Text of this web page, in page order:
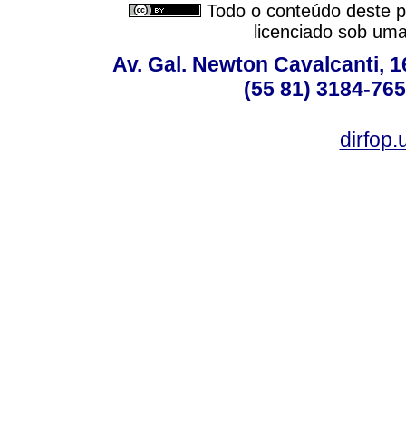
Todo o conteúdo deste
licenciado sob
Av. Gal. Newton Cavalcanti,
(55 81) 3184-